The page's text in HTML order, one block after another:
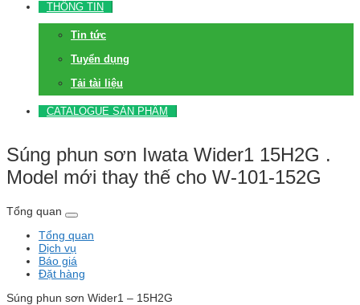
THÔNG TIN
Tin tức
Tuyển dụng
Tải tài liệu
CATALOGUE SẢN PHẨM
Súng phun sơn Iwata Wider1 15H2G .
Model mới thay thế cho W-101-152G
Tổng quan
Tổng quan
Dịch vụ
Báo giá
Đặt hàng
Súng phun sơn Wider1 – 15H2G